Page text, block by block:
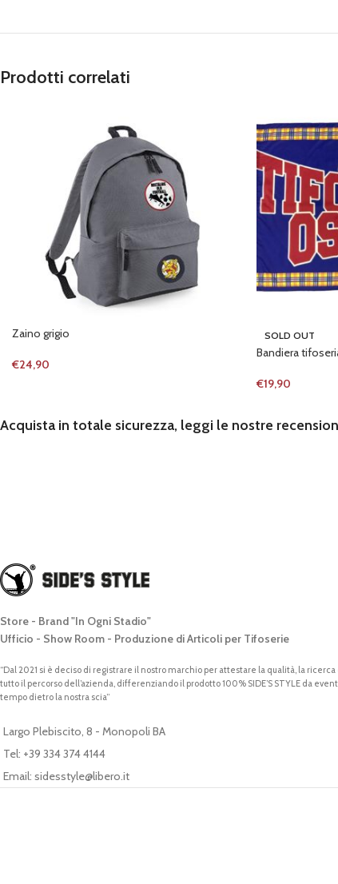
Prodotti correlati
Zaino grigio
€24,90
SOLD OUT
Bandiera
€19,90
Acquista in totale sicurezza, leggi le nostre
Store - Brand "In Ogni Stadio"
Ufficio - Show Room - Produzione di Articoli per Tifoserie
“Dal 2021 si è deciso di registrare il nostro marchio per attestare la qualità, la ricerca
tutto il percorso dell’azienda, differenziando il prodotto 100% SIDE’S STYLE da
tempo dietro la nostra scia”
Largo Plebiscito, 8 - Monopoli BA
Tel: +39 334 374 4144
Email: sidesstyle@libero.it